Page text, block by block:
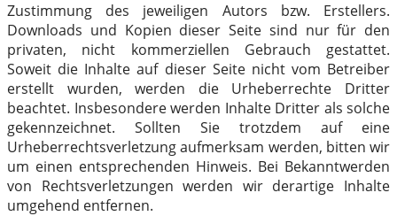
Zustimmung des jeweiligen Autors bzw. Erstellers.
Downloads und Kopien dieser Seite sind nur für den
privaten, nicht kommerziellen Gebrauch gestattet.
Soweit die Inhalte auf dieser Seite nicht vom Betreiber
erstellt wurden, werden die Urheberrechte Dritter
beachtet. Insbesondere werden Inhalte Dritter als solche
gekennzeichnet. Sollten Sie trotzdem auf eine
Urheberrechtsverletzung aufmerksam werden, bitten wir
um einen entsprechenden Hinweis. Bei Bekanntwerden
von Rechtsverletzungen werden wir derartige Inhalte
umgehend entfernen.